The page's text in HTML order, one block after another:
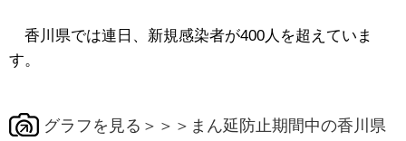
香川県では連日、新規感染者が400人を超えていま
す。
グラフを見る＞＞＞まん延防止期間中の香川県